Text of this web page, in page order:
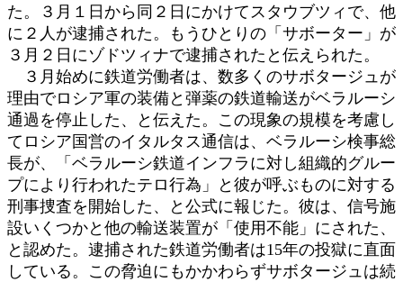
た。３月１日から同２日にかけてスタウブツィで、他
に２人が逮捕された。もうひとりの「サボーター」が
３月２日にゾドツィナで逮捕されたと伝えられた。
３月始めに鉄道労働者は、数多くのサボタージュが
理由でロシア軍の装備と弾薬の鉄道輸送がベラルーシ
通過を停止した、と伝えた。この現象の規模を考慮し
てロシア国営のイタルタス通信は、ベラルーシ検事総
長が、「ベラルーシ鉄道インフラに対し組織的グルー
プにより行われたテロ行為」と彼が呼ぶものに対する
刑事捜査を開始した、と公式に報じた。彼は、信号施
設いくつかと他の輸送装置が「使用不能」にされた、
と認めた。逮捕された鉄道労働者は15年の投獄に直面
している。この脅迫にもかかわらずサボタージュは続